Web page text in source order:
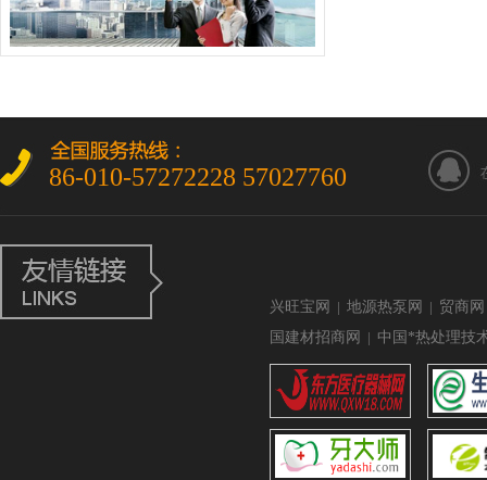
86-010-57272228 57027760
兴旺宝网 | 地源热泵网 | 贸商网
国建材招商网
| 中国*热处理技